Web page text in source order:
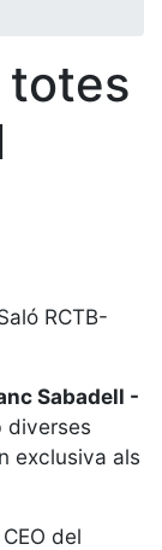
totes
RCTB-
Sabadell -
diverses
exclusiva als
del